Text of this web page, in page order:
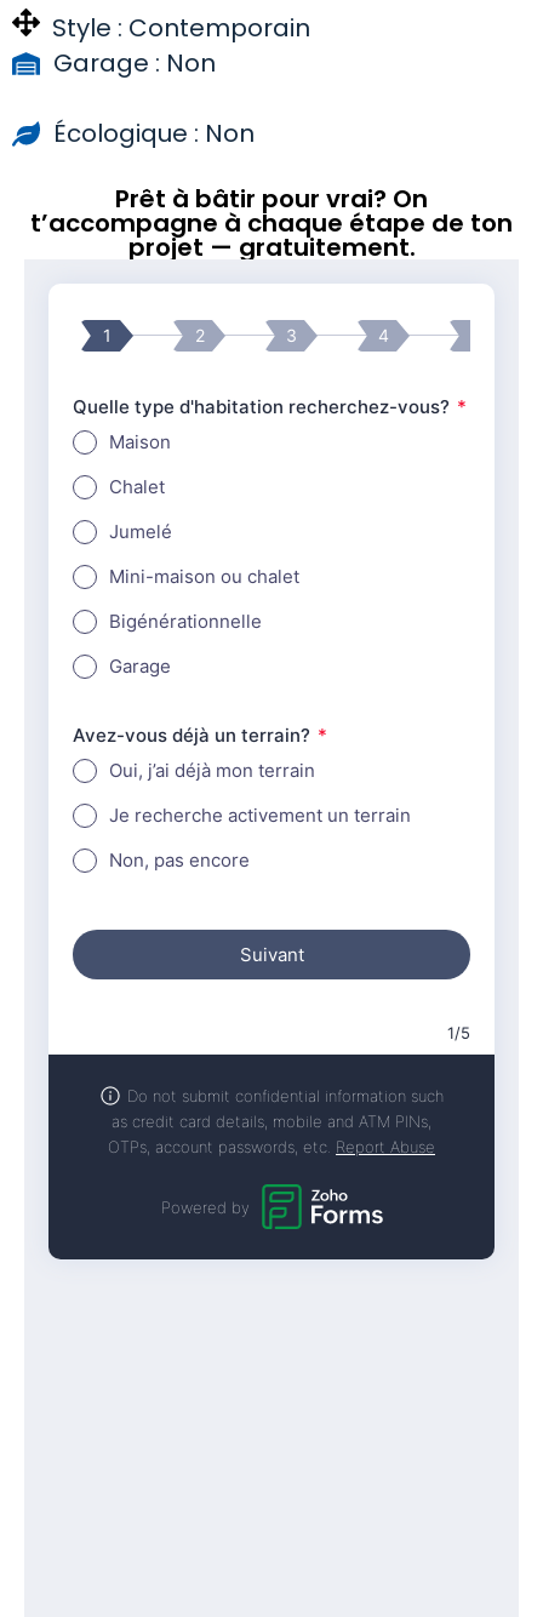
Style : Contemporain
Garage : Non
Écologique : Non
Prêt à bâtir pour vrai? On
t’accompagne à chaque étape de ton
projet — gratuitement.